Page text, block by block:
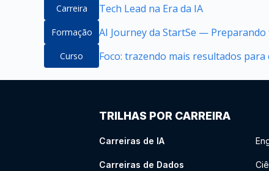
Carreira Tech Lead na Era da IA
Formação AI Journey da StartSe — Preparando
Curso Foco: trazendo mais resultados para
TRILHAS POR CARREIRA
Carreiras de IA
Carreiras de Dados